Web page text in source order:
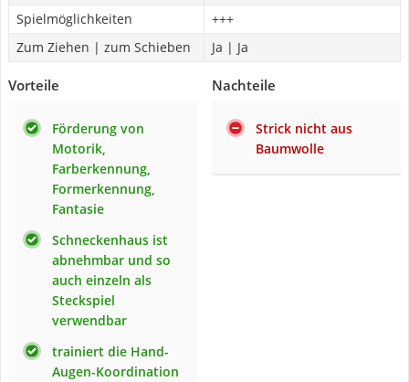
Spielmöglichkeiten
+++
Zum Ziehen | zum Schieben
Ja | Ja
Vorteile
Förderung von
Motorik,
Farberkennung,
Formerkennung,
Fantasie
Schneckenhaus ist
abnehmbar und so
auch einzeln als
Steckspiel
verwendbar
trainiert die Hand-
Augen-Koordination
Nachteile
Strick nicht aus
Baumwolle